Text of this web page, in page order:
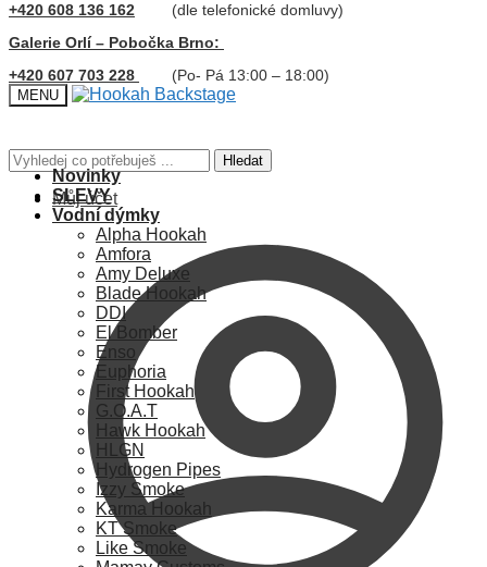
+420 608 136 162
(dle telefonické domluvy)
Galerie Orlí – Pobočka Brno:
+420 607 703 228
(Po- Pá 13:00 – 18:00)
MENU
Hledat: Hledat
Můj účet
Novinky
SLEVY
Vodní dýmky
Alpha Hookah
Amfora
Amy Deluxe
Blade Hookah
DDI
El Bomber
Enso
Euphoria
First Hookah
G.O.A.T
Hawk Hookah
HLGN
Hydrogen Pipes
Izzy Smoke
Karma Hookah
KT Smoke
Like Smoke